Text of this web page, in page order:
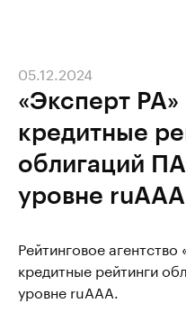
«Эксперт
кредитные
облигаций
уровне ruAAA
05.12.2024
Рейтинговое
кредитные рейтинги
уровне ruAAA.